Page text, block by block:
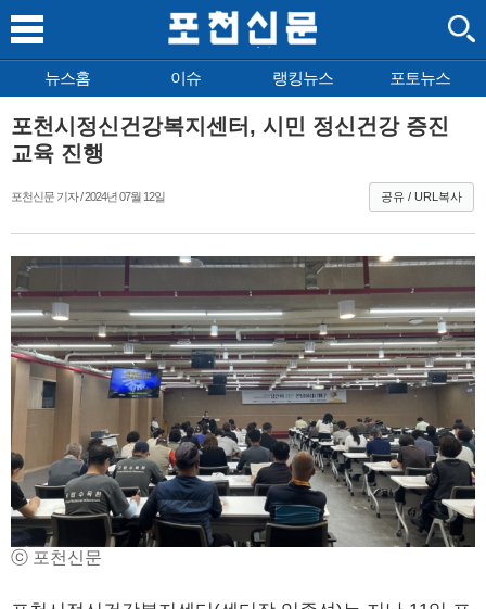
뉴스홈 이슈 랭킹뉴스 포토뉴스
포천시정신건강복지센터, 시민 정신건강 증진
교육 진행
포천신문 기자 / 2024년 07월 12일 공유 / URL복사
ⓒ 포천신문